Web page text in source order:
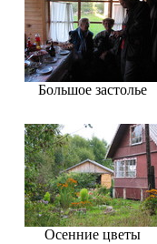
Большое застолье
Осенние цветы